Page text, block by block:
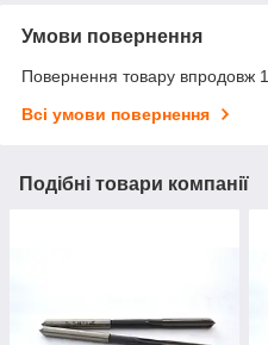
Умови повернення
Повернення товару впродовж
Всі умови повернення
Подібні товари компанії